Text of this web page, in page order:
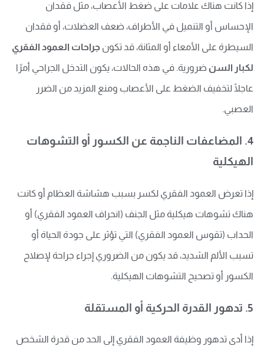
إذا كانت هناك علامات على ضغط الأعصاب، مثل فقدان
الإحساس أو التنميل في الأطراف، ضعف العضلات، أو فقدان
السيطرة على الأمعاء أو المثانة، قد تكون جراحات العمود الفقري
لكبار السن ضرورية. في هذه الحالات، يكون التدخل الجراحي أمرًا
عاجلًا لتخفيف الضغط على الأعصاب ومنع المزيد من الضرر
العصبي.
4. المضاعفات الناجمة عن الكسور أو التشوهات
الهيكلية
إذا تعرض العمود الفقري لكسر بسبب هشاشة العظام أو كانت
هناك تشوهات هيكلية مثل الجنف (انحراف العمود الفقري) أو
الحداب (تقوس العمود الفقري) التي تؤثر على جودة الحياة أو
تسبب الألم الشديد، قد يكون من الضروري إجراء جراحة لإصلاح
الكسور أو تصحيح التشوهات الهيكلية.
5. تدهور القدرة الحركية أو المستقلة
إذا أدى تدهور وظيفة العمود الفقري إلى الحد من قدرة الشخص